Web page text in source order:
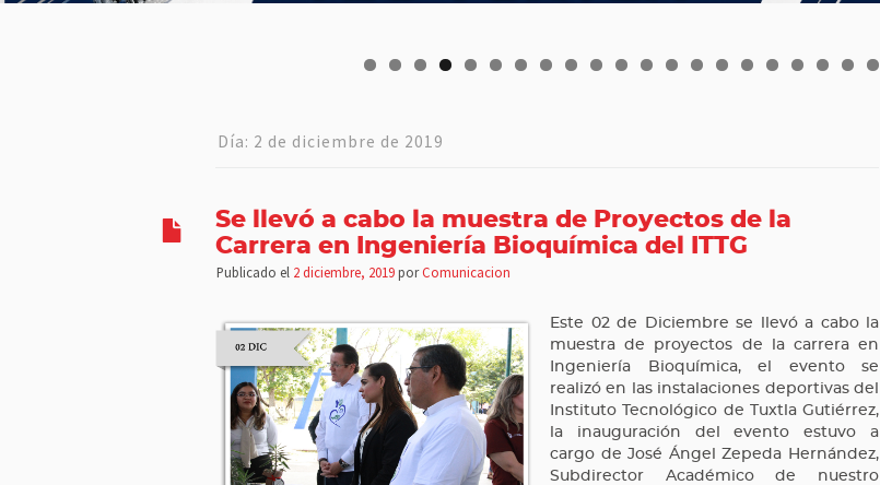
0 1 2 3 4 5 6 7 8 9 0 1
Día: 2 de diciembre de 2019
Se llevó a cabo la muestra de Proyectos de la
Carrera en Ingeniería Bioquímica del ITTG
Publicado el 2 diciembre, 2019porComunicacion
Este 02 de Diciembre se llevó a cabo la
muestra de proyectos de la carrera en
Ingeniería Bioquímica, el evento se
realizó en las instalaciones deportivas del
Instituto Tecnológico de Tuxtla Gutiérrez,
la inauguración del evento estuvo a
cargo de José Ángel Zepeda Hernández,
Subdirector Académico de nuestro